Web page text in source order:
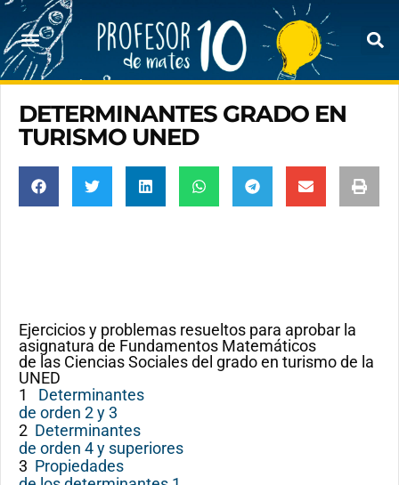
DETERMINANTES GRADO EN
TURISMO UNED
Ejercicios y problemas resueltos para aprobar la
asignatura de Fundamentos Matemáticos
de las Ciencias Sociales del grado en turismo de la
UNED
1 Determinantes
de orden 2 y 3
2 Determinantes
de orden 4 y superiores
3 Propiedades